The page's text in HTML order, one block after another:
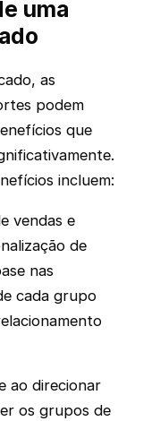
uma
as
podem
que
incluem:
vendas e
de
nas
cada grupo
ao direcionar
os grupos de